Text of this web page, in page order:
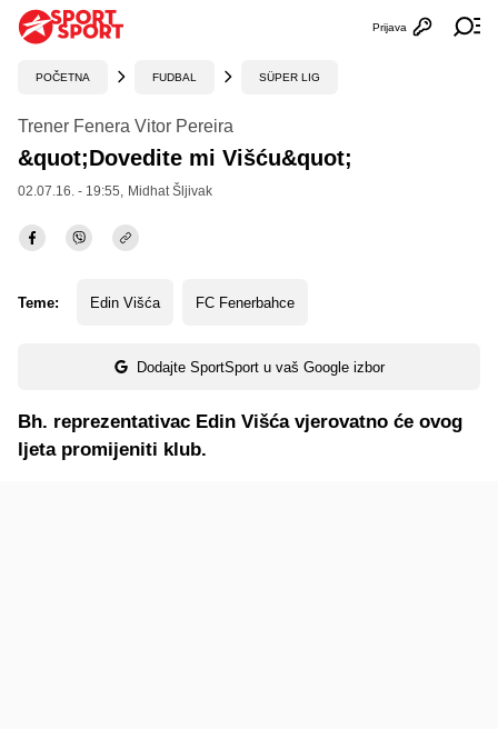
Otvori
Prijava
POČETNA FUDBAL SÜPER LIG
Trener Fenera Vitor Pereira
&quot;Dovedite mi Višću&quot;
02.07.16. - 19:55, Midhat Šljivak
Teme: Edin Višća FC Fenerbahce
Dodajte SportSport u vaš Google izbor
Bh. reprezentativac Edin Višća vjerovatno će ovog
ljeta promijeniti klub.